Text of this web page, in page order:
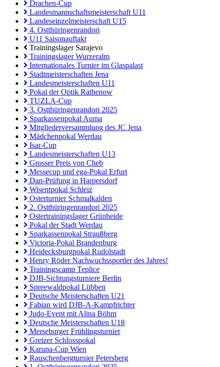
Drachen-Cup
Landesmannschaftsmeisterschaft U11
Landeseinzelmeisterschaft U15
4. Ostthüringenrandori
U11 Saisonauftakt
Trainingslager Sarajevo
Trainingslager Wurzeralm
Internationales Turnier im Glaspalast
Stadtmeisterschaften Jena
Landesmeisterschaften U11
Pokal der Optik Rathenow
TUZLA-Cup
3. Ostthüringenrandori 2025
Sparkassenpokal Auma
Mitgliederversammlung des JC Jena
Mädchenpokal Werdau
Isar-Cup
Landesmeisterschaften U13
Grosser Preis von Cheb
Messecup und ega-Pokal Erfurt
Dan-Prüfung in Harpersdorf
Wisentpokal Schleiz
Osterturnier Schmalkalden
2. Ostthüringenrandori 2025
Ostertrainingslager Grünheide
Pokal der Stadt Werdau
Sparkassenpokal Straußberg
Victoria-Pokal Brandenburg
Heidecksburgpokal Rudolstadt
Henry Röder Nachwuchssportler des Jahres!
Trainingscamp Teplice
DJB-Sichtungsturniere Berlin
Spreewaldpokal Lübben
Deutsche Meisterschaften U21
Fabian wird DJB-A-Kampfrichter
Judo-Event mit Alina Böhm
Deutsche Meisterschaften U18
Merseburger Frühlingsturnier
Greizer Schlosspokal
Karuna-Cup Wien
Rauschenbergturnier Petersberg